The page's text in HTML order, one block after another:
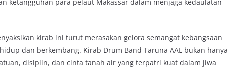
ketangguhan para pelaut Makassar dalam menjaga kedaulatan
kirab ini turut merasakan gelora semangat kebangsaan
dan berkembang. Kirab Drum Band Taruna AAL bukan hanya
disiplin, dan cinta tanah air yang terpatri kuat dalam jiwa